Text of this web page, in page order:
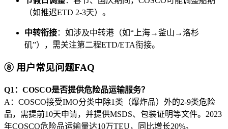
（如推迟ETD 2-3天）。
中转衔接：如涉及中转港（如“上海→釜山→洛杉
矶”），需关注第二程ETD/ETA衔接。
⑧ 用户常见问题FAQ
Q1：COSCO是否提供危险品运输服务？
A：COSCO接受IMO分类中除1类（爆炸品）外的2-9类危险
品，需提前10天申请，并提供MSDS、包装证明等文件。2023
年COSCO危险品运输量达10万TEU，同比增长20%。